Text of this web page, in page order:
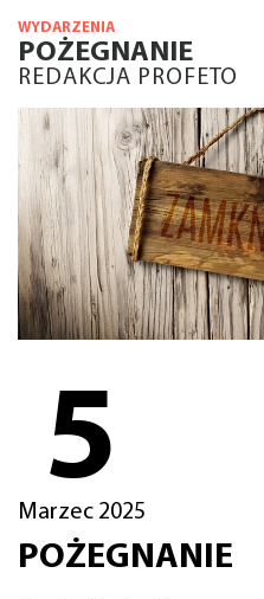
WYDARZENIA
POŻEGNANIE
REDAKCJA PROFETO
5
Marzec 2025
POŻEGNANIE